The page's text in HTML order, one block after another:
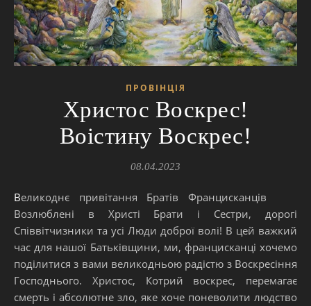
ПРОВІНЦІЯ
Христос Воскрес!
Воістину Воскрес!
08.04.2023
Великоднє привітання Братів Францисканців
Возлюблені в Христі Брати і Сестри, дорогі
Співвітчизники та усі Люди доброї волі! В цей важкий
час для нашої Батьківщини, ми, францисканці хочемо
поділитися з вами великодньою радістю з Воскресіння
Господнього. Христос, Котрий воскрес, перемагає
смерть і абсолютне зло, яке хоче поневолити людство